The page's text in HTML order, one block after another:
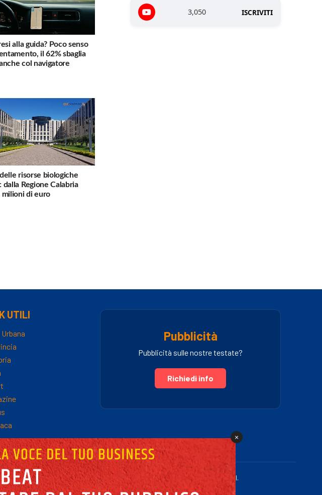
alla guida? Poco senso
il 62% sbaglia
col navigatore
risorse biologiche
dalla Regione Calabria
milioni di euro
3,050 ISCRIVITI
UTILI
Pubblicità
Pubblicità sulle nostre testate?
Richiedi info
Simona Gambaro | P.IVA 03005460781 | Powered by Fullmidia s.r.l.
×